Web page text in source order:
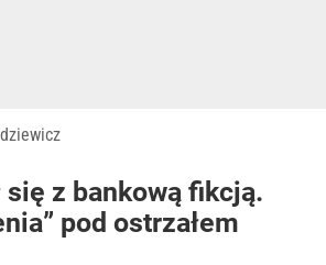
się z bankową fikcją.
pod ostrzałem